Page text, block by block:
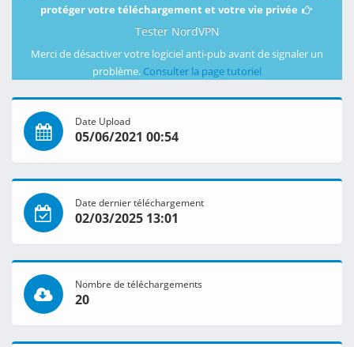
protéger votre téléchargement et votre vie privée
Tester NordVPN
Merci de désactiver votre logiciel anti-pub avant de signaler un
problème. Consulter la page tutoriel
Date Upload
05/06/2021 00:54
Date dernier téléchargement
02/03/2025 13:01
Nombre de téléchargements
20